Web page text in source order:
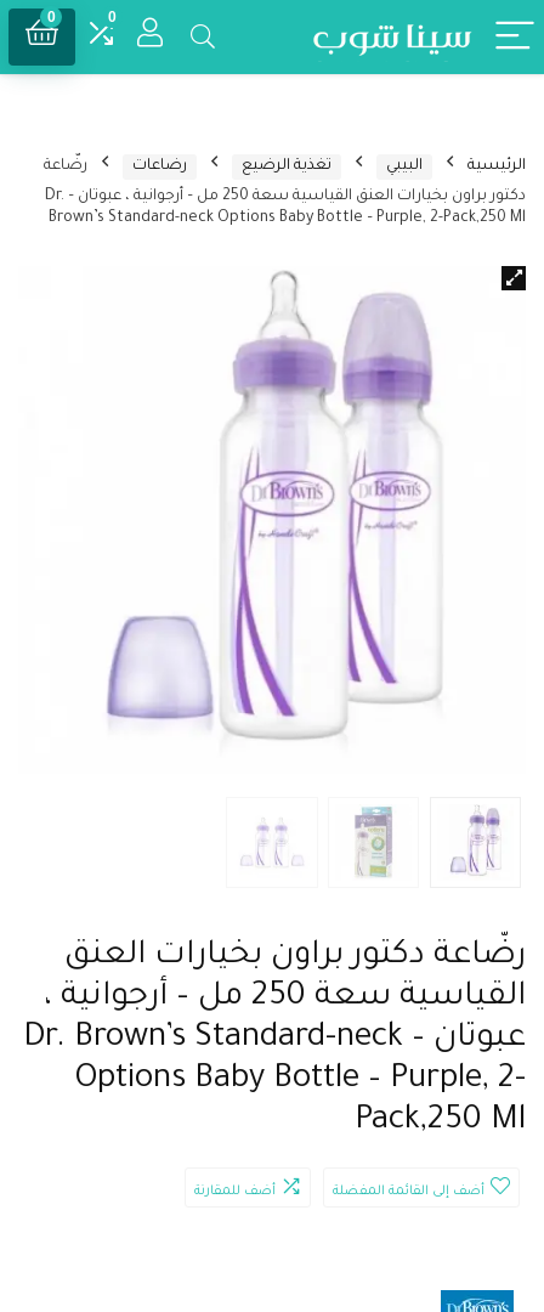
0
0
الرئيسية البيبي تغذية الرضيع رضاعات
رضّاعة
دكتور براون بخيارات العنق القياسية سعة 250 مل – أرجوانية ، عبوتان – Dr.
Brown’s Standard-neck Options Baby Bottle – Purple, 2-Pack,250 Ml
رضّاعة دكتور براون بخيارات العنق
القياسية سعة 250 مل – أرجوانية ،
عبوتان – Dr. Brown’s Standard-neck
Options Baby Bottle – Purple, 2-
Pack,250 Ml
أضف إلى القائمة المفضلة أضف للمقارنة